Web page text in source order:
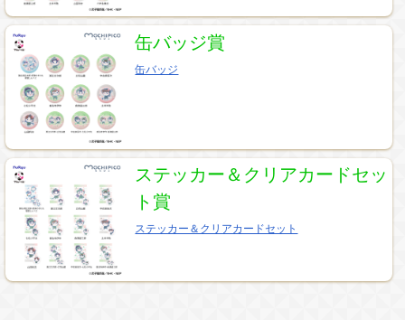
缶バッジ賞
缶バッジ
ステッカー＆クリアカードセッ
ト賞
ステッカー＆クリアカードセット